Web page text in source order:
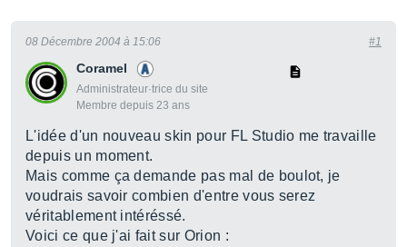
Coramel
Administrateur·trice du site
Membre depuis 23 ans
08 Décembre 2004 à 15:06 #1
L'idée d'un nouveau skin pour FL Studio me travaille
depuis un moment.
Mais comme ça demande pas mal de boulot, je
voudrais savoir combien d'entre vous serez
véritablement intéréssé.
Voici ce que j'ai fait sur Orion :